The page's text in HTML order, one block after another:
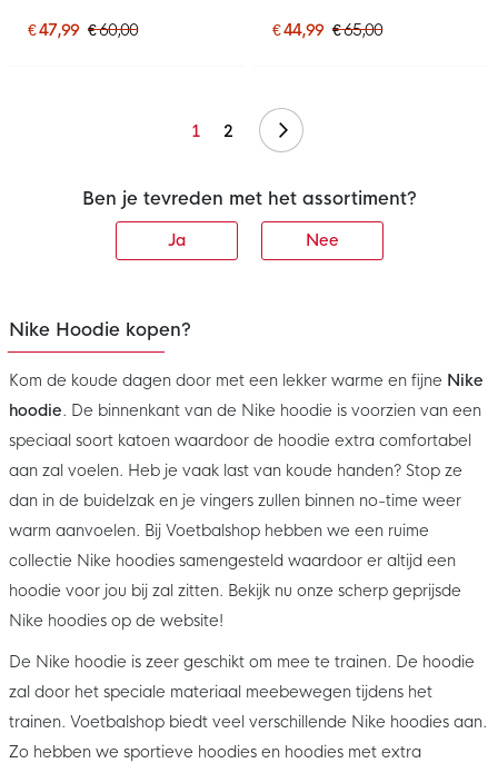
€ 47,99 € 60,00
€ 44,99 € 65,00
1 2 Volgende
Ben je tevreden met het assortiment?
Ja Nee
Nike Hoodie kopen?
Kom de koude dagen door met een lekker warme en fijne Nike
hoodie. De binnenkant van de Nike hoodie is voorzien van een
speciaal soort katoen waardoor de hoodie extra comfortabel
aan zal voelen. Heb je vaak last van koude handen? Stop ze
dan in de buidelzak en je vingers zullen binnen no-time weer
warm aanvoelen. Bij Voetbalshop hebben we een ruime
collectie Nike hoodies samengesteld waardoor er altijd een
hoodie voor jou bij zal zitten. Bekijk nu onze scherp geprijsde
Nike hoodies op de website!
De Nike hoodie is zeer geschikt om mee te trainen. De hoodie
zal door het speciale materiaal meebewegen tijdens het
trainen. Voetbalshop biedt veel verschillende Nike hoodies aan.
Zo hebben we sportieve hoodies en hoodies met extra